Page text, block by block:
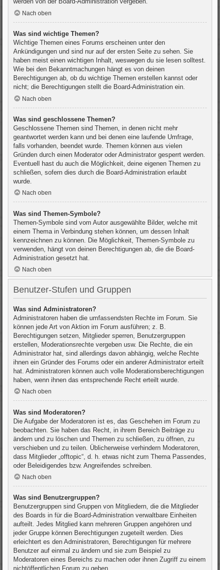
Nach oben
Was sind wichtige Themen?
Wichtige Themen eines Forums erscheinen unter den
Ankündigungen und sind nur auf der ersten Seite zu sehen. Sie
haben meist einen wichtigen Inhalt, weswegen du sie lesen solltest.
Wie bei den Bekanntmachungen hängt es von deinen
Berechtigungen ab, ob du wichtige Themen erstellen kannst oder
nicht; die Berechtigungen stellt die Board-Administration ein.
Nach oben
Was sind geschlossene Themen?
Geschlossene Themen sind Themen, in denen nicht mehr
geantwortet werden kann und bei denen eine laufende Umfrage,
falls vorhanden, beendet wurde. Themen können aus vielen
Gründen durch einen Moderator oder Administrator gesperrt werden.
Eventuell hast du auch die Möglichkeit, deine eigenen Themen zu
schließen, sofern dies durch die Board-Administration erlaubt
wurde.
Nach oben
Was sind Themen-Symbole?
Themen-Symbole sind vom Autor ausgewählte Bilder, welche mit
einem Thema in Verbindung stehen können, um dessen Inhalt
kennzeichnen zu können. Die Möglichkeit, Themen-Symbole zu
verwenden, hängt von deinen Berechtigungen ab, die die Board-
Administration gesetzt hat.
Nach oben
Benutzer-Stufen und Gruppen
Was sind Administratoren?
Administratoren haben die umfassendsten Rechte im Forum. Sie
können jede Art von Aktion im Forum ausführen; z. B.
Berechtigungen setzen, Mitglieder sperren, Benutzergruppen
erstellen, Moderationsrechte vergeben usw. Die Rechte, die ein
Administrator hat, sind allerdings davon abhängig, welche Rechte
ihnen ein Gründer des Forums oder ein anderer Administrator erteilt
hat. Administratoren können auch volle Moderationsberechtigungen
haben, wenn ihnen das entsprechende Recht erteilt wurde.
Nach oben
Was sind Moderatoren?
Die Aufgabe der Moderatoren ist es, das Geschehen im Forum zu
beobachten. Sie haben das Recht, in ihrem Bereich Beiträge zu
ändern und zu löschen und Themen zu schließen, zu öffnen, zu
verschieben und zu teilen. Üblicherweise verhindern Moderatoren,
dass Mitglieder „offtopic“, d. h. etwas nicht zum Thema Passendes,
oder Beleidigendes bzw. Angreifendes schreiben.
Nach oben
Was sind Benutzergruppen?
Benutzergruppen sind Gruppen von Mitgliedern, die die Mitglieder
des Boards in für die Board-Administration verwaltbare Einheiten
aufteilt. Jedes Mitglied kann mehreren Gruppen angehören und
jeder Gruppe können Berechtigungen zugeteilt werden. Dies
erleichtert es den Administratoren, Berechtigungen für mehrere
Benutzer auf einmal zu ändern und sie zum Beispiel zu
Moderatoren eines Bereichs zu machen oder ihnen Zugriff zu einem
nichtöffentlichen Forum zu geben.